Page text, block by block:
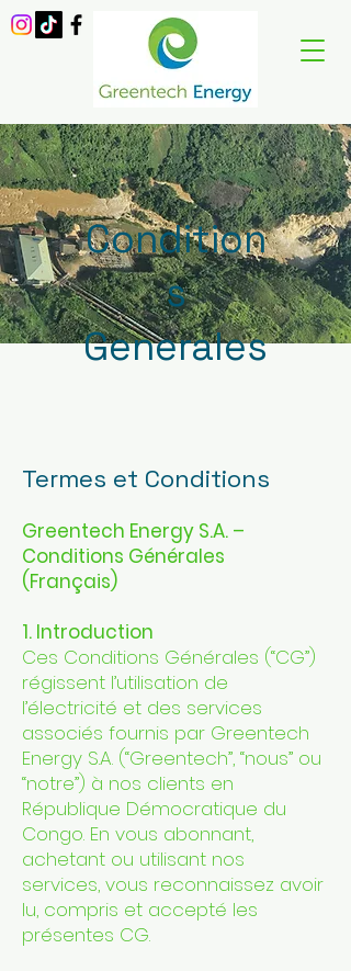
Condition
s
Generales
Termes et Conditions
Greentech Energy S.A. –
Conditions Générales
(Français)
1. Introduction
Ces Conditions Générales (“CG”)
régissent l’utilisation de
l’électricité et des services
associés fournis par Greentech
Energy S.A. (“Greentech”, “nous” ou
“notre”) à nos clients en
République Démocratique du
Congo. En vous abonnant,
achetant ou utilisant nos
services, vous reconnaissez avoir
lu, compris et accepté les
présentes CG.